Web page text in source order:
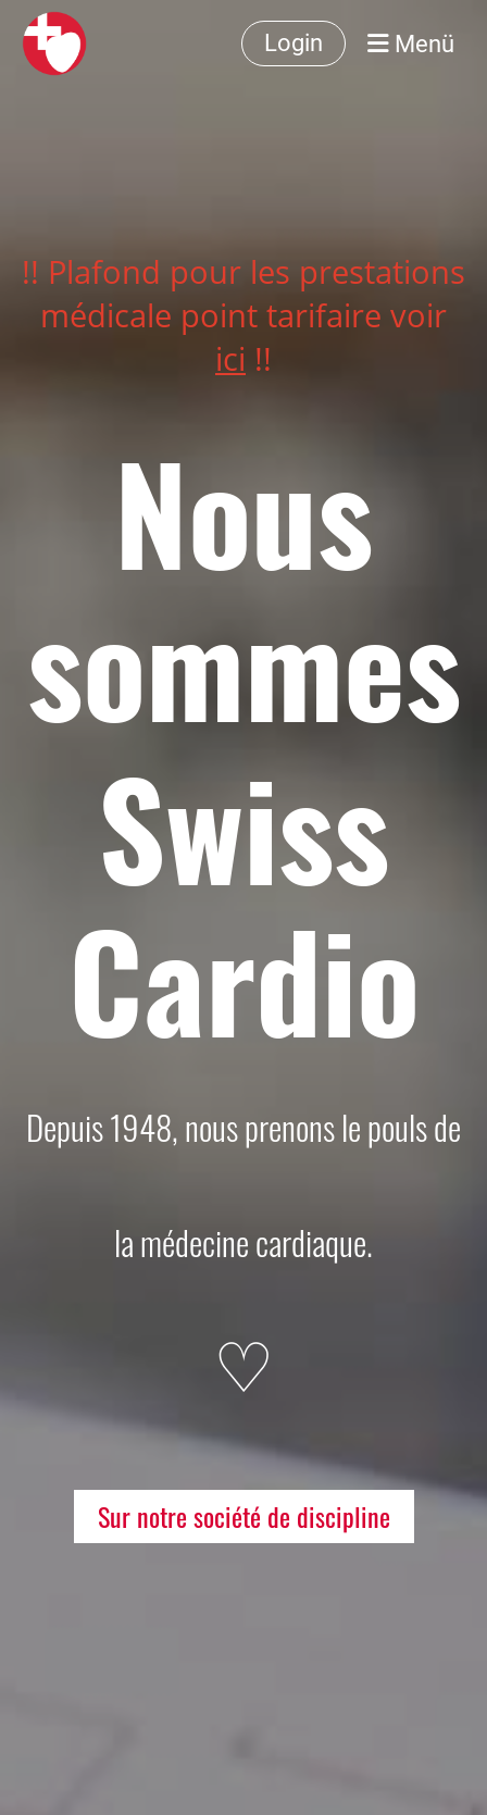
Login Menü
!! Plafond pour les prestations
médicale point tarifaire voir
ici !!
Nous
sommes
Swiss
Cardio
Depuis 1948, nous prenons le pouls de
la médecine cardiaque.
♡
Sur notre société de discipline